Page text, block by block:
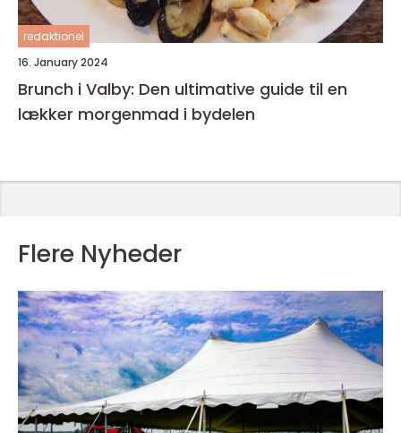
redaktionel
16. January 2024
Brunch i Valby: Den ultimative guide til en
lækker morgenmad i bydelen
Flere Nyheder